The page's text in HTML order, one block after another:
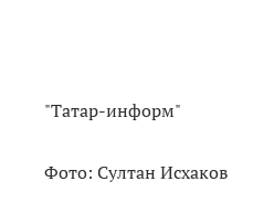
"Татар-информ"
Фото: Султан Исхаков